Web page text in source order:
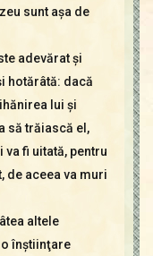
sunt aşa de
adevărat şi
hotărâtă: dacă
lui şi
să trăiască el,
fi uitată, pentru
de aceea va muri
altele
înştiinţare